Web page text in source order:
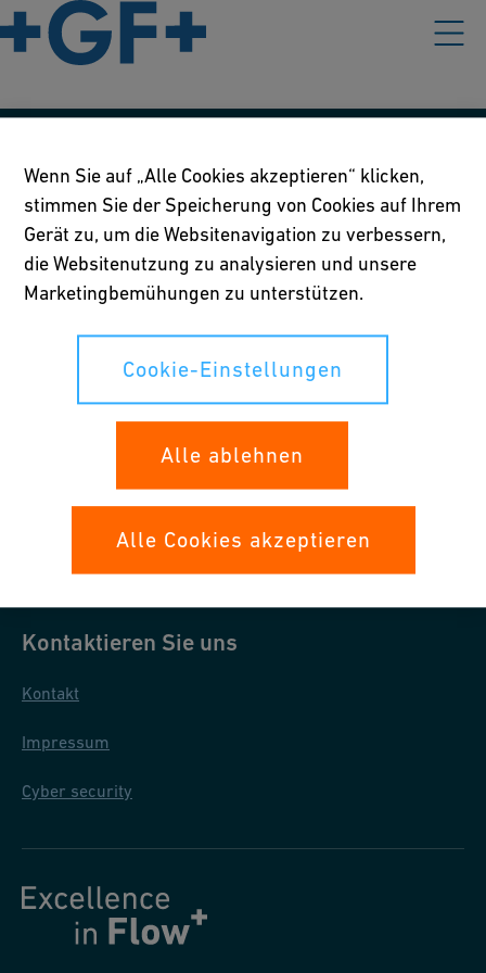
Nutzungsbedingungen
Richtlinie betreffend Online-Datenschutz und Cookies
Cookie-Einstellungen
Ihre Rechte
Allgemeine Einkaufsbedingungen
Kontaktieren Sie uns
Kontakt
Impressum
Cyber security
Wenn Sie auf „Alle Cookies akzeptieren“ klicken,
stimmen Sie der Speicherung von Cookies auf Ihrem
Gerät zu, um die Websitenavigation zu verbessern,
die Websitenutzung zu analysieren und unsere
Marketingbemühungen zu unterstützen.
Cookie-Einstellungen
Alle ablehnen
Alle Cookies akzeptieren